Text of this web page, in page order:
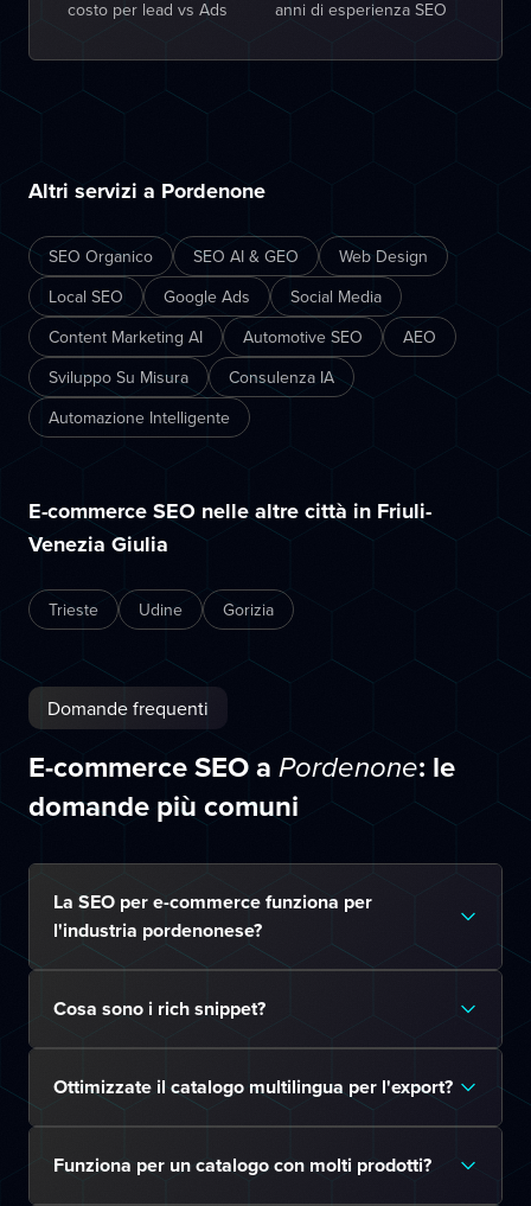
costo per lead vs Ads anni di esperienza SEO
Altri servizi a Pordenone
SEO Organico SEO AI & GEO
Web Design
Local SEO
Google Ads
Social Media
Content Marketing AI
Automotive SEO
AEO
Sviluppo Su Misura
Consulenza IA
Automazione Intelligente
E-commerce SEO nelle altre città in Friuli-
Venezia Giulia
Trieste Udine Gorizia
Domande frequenti
E-commerce SEO a Pordenone: le
domande più comuni
La SEO per e-commerce funziona per
l'industria pordenonese?
Cosa sono i rich snippet?
Ottimizzate il catalogo multilingua per l'export?
Funziona per un catalogo con molti prodotti?